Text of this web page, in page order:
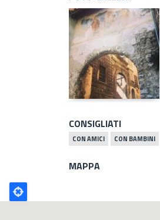
CONSIGLIATI
CON AMICI CON BAMBINI
MAPPA
Poligono
GEO